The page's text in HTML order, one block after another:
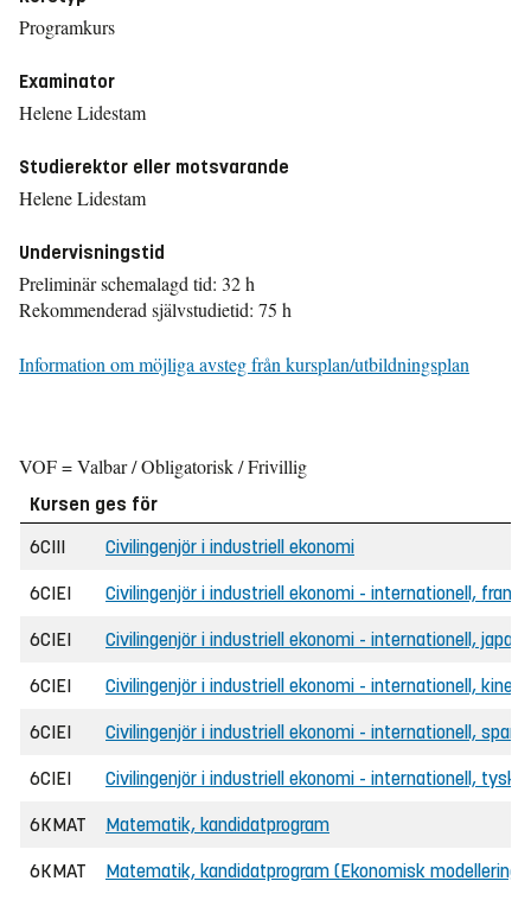
Programkurs
Examinator
Helene Lidestam
Studierektor eller motsvarande
Helene Lidestam
Undervisningstid
Preliminär schemalagd tid: 32 h
Rekommenderad självstudietid: 75 h
Information om möjliga avsteg från kursplan/utbildningsplan
VOF = Valbar / Obligatorisk / Frivillig
Kursen ges för
6CIII
Civilingenjör i industriell ekonomi
6CIEI Civilingenjör i industriell ekonomi - internationell,
6CIEI Civilingenjör i industriell ekonomi - internationell,
6CIEI Civilingenjör i industriell ekonomi - internationell,
6CIEI Civilingenjör i industriell ekonomi - internationell,
6CIEI Civilingenjör i industriell ekonomi - internationell, tyska
6KMAT Matematik, kandidatprogram
6KMAT Matematik, kandidatprogram (Ekonomisk modellering